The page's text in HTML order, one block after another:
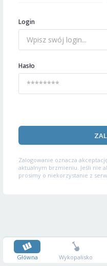
Login
Hasło
Zalogowanie oznacza
aktualnym brzmieniu. Jeśli nie
prosimy o niekorzystanie z
Główna Wykopalisko